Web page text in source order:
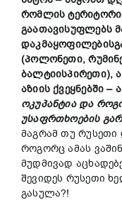
რომლის
გაათავისუფლებს
(პოლონეთი,
ბალტიისპირეთი),
აზიის ქვეყნებში–
ოკუპანტიადა
უსაფრთხოების
მაგრამ თუ რუსეთი
როგორც ამას
მუდმივად
შევიდეს რუსეთი
გასულა?!